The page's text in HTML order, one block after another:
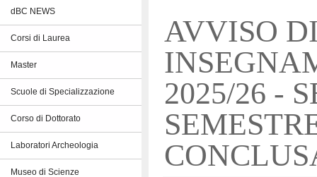
dBC NEWS
Corsi di Laurea
Master
Scuole di Specializzazione
Corso di Dottorato
Laboratori Archeologia
Museo di Scienze
AVVISO
2025/26 -